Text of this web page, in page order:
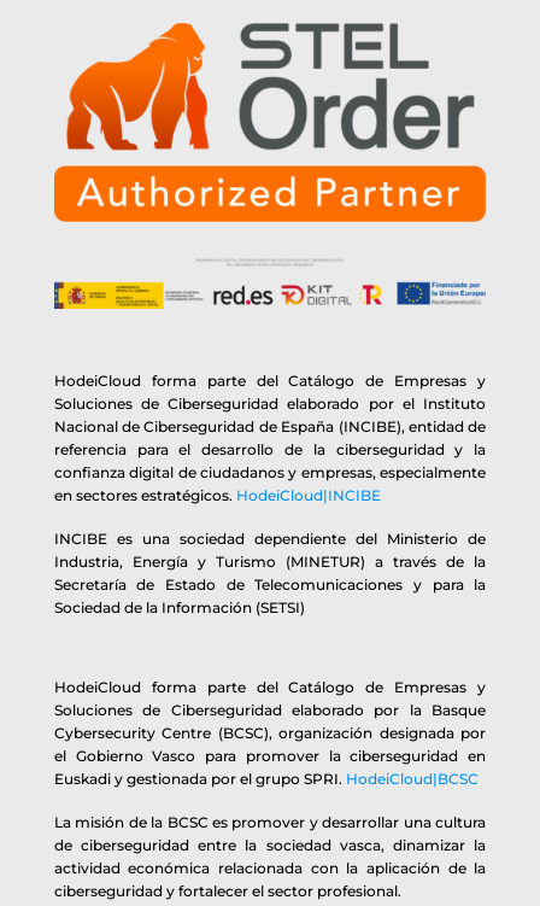
HodeiCloud forma parte del Catálogo de Empresas y
Soluciones de Ciberseguridad elaborado por el Instituto
Nacional de Ciberseguridad de España (INCIBE), entidad de
referencia para el desarrollo de la ciberseguridad y la
confianza digital de ciudadanos y empresas, especialmente
en sectores estratégicos. HodeiCloud|INCIBE
INCIBE es una sociedad dependiente del Ministerio de
Industria, Energía y Turismo (MINETUR) a través de la
Secretaría de Estado de Telecomunicaciones y para la
Sociedad de la Información (SETSI)
HodeiCloud forma parte del Catálogo de Empresas y
Soluciones de Ciberseguridad elaborado por la Basque
Cybersecurity Centre (BCSC), organización designada por
el Gobierno Vasco para promover la ciberseguridad en
Euskadi y gestionada por el grupo SPRI. HodeiCloud|BCSC
La misión de la BCSC es promover y desarrollar una cultura
de ciberseguridad entre la sociedad vasca, dinamizar la
actividad económica relacionada con la aplicación de la
ciberseguridad y fortalecer el sector profesional.